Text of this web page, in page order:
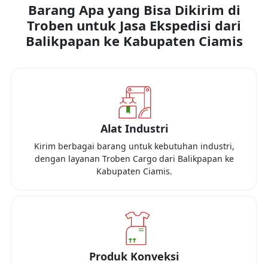
Barang Apa yang Bisa Dikirim di
Troben untuk Jasa Ekspedisi dari
Balikpapan ke Kabupaten Ciamis
Alat Industri
Kirim berbagai barang untuk kebutuhan industri,
dengan layanan Troben Cargo dari Balikpapan ke
Kabupaten Ciamis.
Produk Konveksi